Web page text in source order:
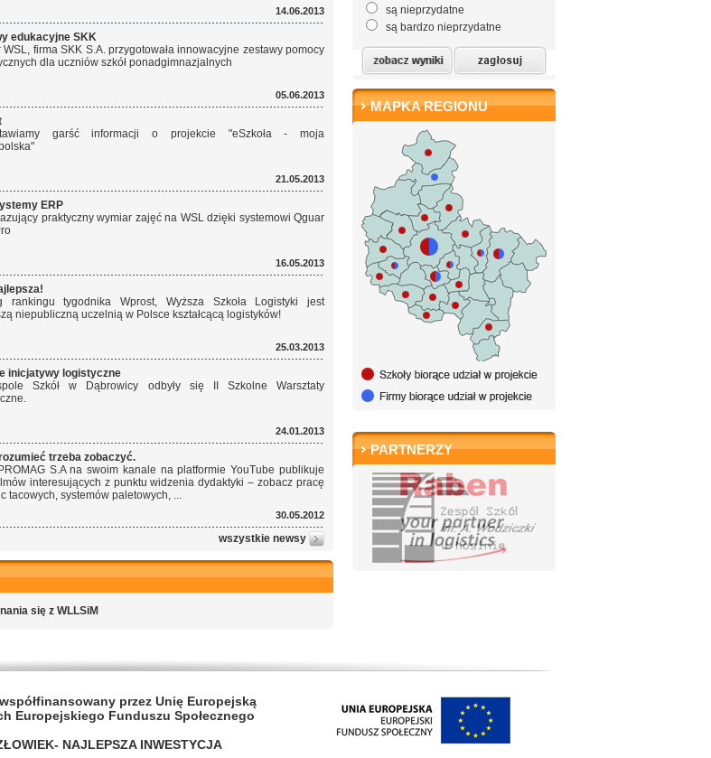
14.06.2013
edukacyjne SKK
WSL, firma SKK S.A. przygotowała innowacyjne zestawy pomocy
dla uczniów szkół ponadgimnazjalnych
05.06.2013
garść informacji o projekcie "eSzkoła - moja
21.05.2013
ERP
praktyczny wymiar zajęć na WSL dzięki systemowi Qguar
16.05.2013
rankingu tygodnika Wprost, Wyższa Szkoła Logistyki jest
niepubliczną uczelnią w Polsce kształcącą logistyków!
25.03.2013
inicjatywy logistyczne
Szkół w Dąbrowicy odbyły się II Szkolne Warsztaty
24.01.2013
trzeba zobaczyć.
S.A na swoim kanale na platformie YouTube publikuje
interesujących z punktu widzenia dydaktyki – zobacz pracę
tacowych, systemów paletowych, ...
30.05.2012
wszystkie newsy
się z WLLSiM
są nieprzydatne
są bardzo nieprzydatne
MAPKA REGIONU
PARTNERZY
przez Unię Europejską
Europejskiego Funduszu Społecznego
NAJLEPSZA INWESTYCJA